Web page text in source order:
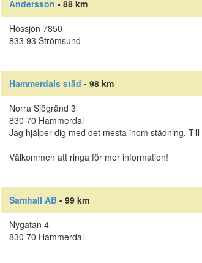
Andersson - 88 km
Hössjön 7850
833 93 Strömsund
Hammerdals städ - 98 km
Norra Sjögränd 3
830 70 Hammerdal
Jag hjälper dig med det mesta inom städning.
Välkommen att ringa för mer information!
Samhall AB- 99 km
Nygatan 4
830 70 Hammerdal